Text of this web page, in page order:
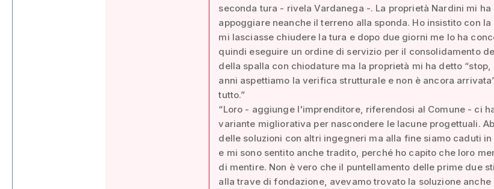
seconda tura - rivela Vardanega -. La proprietà Nardini mi ha
appoggiare neanche il terreno alla sponda. Ho insistito con
mi lasciasse chiudere la tura e dopo due giorni me lo ha
quindi eseguire un ordine di servizio per il consolidamento
della spalla con chiodature ma la proprietà mi ha detto
anni aspettiamo la verifica strutturale e non è ancora
tutto.”
“Loro - aggiunge l'imprenditore, riferendosi al Comune - ci
variante migliorativa per nascondere le lacune progettuali.
delle soluzioni con altri ingegneri ma alla fine siamo caduti
e mi sono sentito anche tradito, perché ho capito che loro
di mentire. Non è vero che il puntellamento delle prime due
alla trave di fondazione, avevamo trovato la soluzione anche